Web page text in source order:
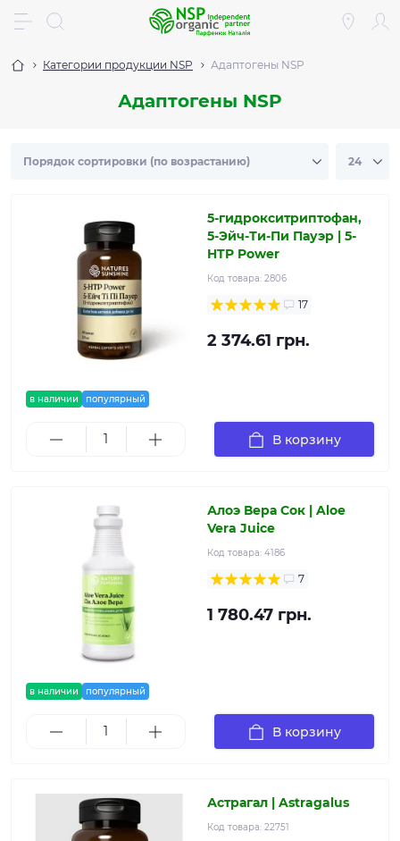
Категории продукции NSP Адаптогены NSP
Адаптогены NSP
в наличии популярный
5-гидрокситриптофан,
5-Эйч-Ти-Пи Пауэр | 5-
HTP Power
Код товара: 2806
17
2 374.61 грн.
В корзину
в наличии популярный
Алоэ Вера Сок | Aloe
Vera Juice
Код товара: 4186
7
1 780.47 грн.
В корзину
Астрагал | Astragalus
Код товара: 22751